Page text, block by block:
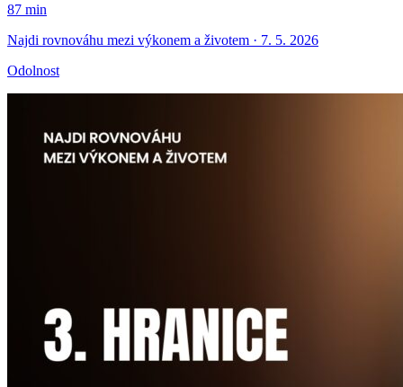
87 min
Najdi rovnováhu mezi výkonem a životem · 7. 5. 2026
Odolnost